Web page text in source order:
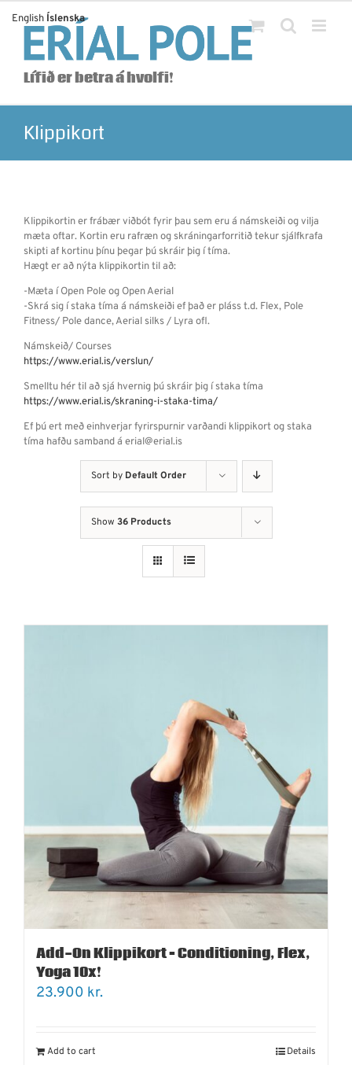
content
Lífið er betra á hvolfi!
Klippikort
Klippikortin er frábær viðbót fyrir þau sem eru á námskeiði og vilja
mæta oftar. Kortin eru rafræn og skráningarforritið tekur sjálfkrafa
skipti af kortinu þínu þegar þú skráir þig í tíma.
Hægt er að nýta klippikortin til að:
-Mæta í Open Pole og Open Aerial
-Skrá sig í staka tíma á námskeiði ef það er pláss t.d. Flex, Pole
Fitness/ Pole dance, Aerial silks / Lyra ofl.
Námskeið/ Courses
https://www.erial.is/verslun/
Smelltu hér til að sjá hvernig þú skráir þig í staka tíma
https://www.erial.is/skraning-i-staka-tima/
Ef þú ert með einhverjar fyrirspurnir varðandi klippikort og staka
tíma hafðu samband á erial@erial.is
Sort by Default Order
Show 36 Products
Add-On Klippikort – Conditioning, Flex,
Yoga 10x!
23.900 kr.
Add to cart Details
English Íslenska